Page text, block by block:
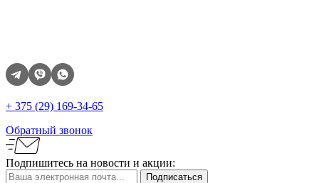
+ 375 (29) 169-34-65
Обратный звонок
Подпишитесь на новости и акции: